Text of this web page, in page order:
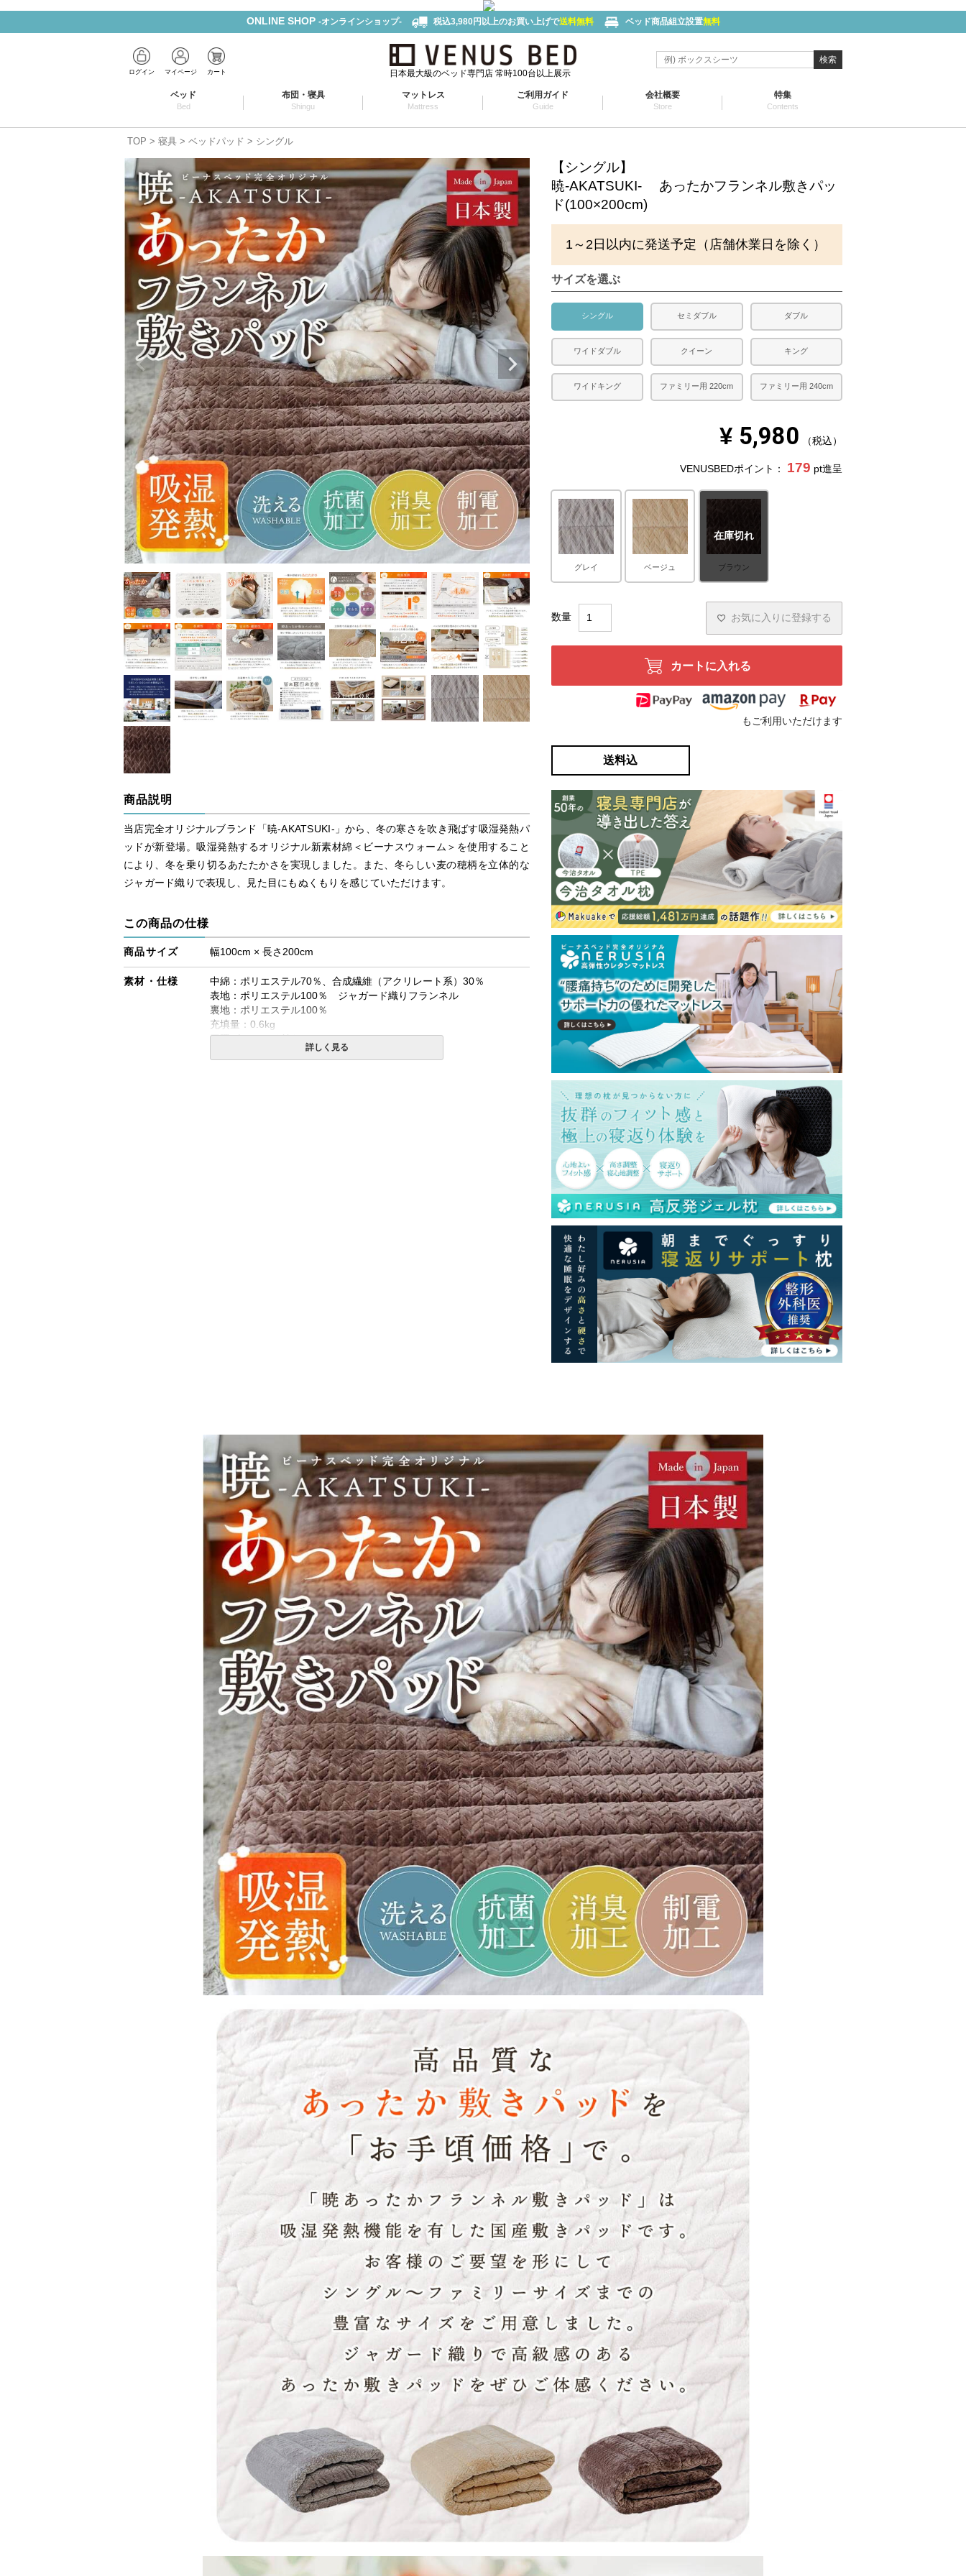
ONLINE SHOP -オンラインショップ- 税込3,980円以上のお買い上げで送料無料 ベッド商品組立設置無料
ログイン マイページ カート 日本最大級のベッド専門店 常時100台以上展示
検索
ベッド
Bed
布団・寝具
Shingu
マットレス
Mattress
ご利用ガイド
Guide
会社概要
Store
特集
Contents
TOP 寝具 ベッドパッド シングル
商品説明
当店完全オリジナルブランド「暁-AKATSUKI-」から、冬の寒さを吹き飛ばす吸湿発熱パ
ッドが新登場。吸湿発熱するオリジナル新素材綿＜ビーナスウォーム＞を使用すること
により、冬を乗り切るあたたかさを実現しました。また、冬らしい麦の穂柄を立体的な
ジャガード織りで表現し、見た目にもぬくもりを感じていただけます。
この商品の仕様
商品サイズ 幅100cm × 長さ200cm
素材・仕様
中綿：ポリエステル70％、合成繊維（アクリレート系）30％
表地：ポリエステル100％ ジャガード織りフランネル
裏地：ポリエステル100％
充填量：0.6kg
四隅ゴムバンド付き
詳しく見る
【シングル】
暁-AKATSUKI- あったかフランネル敷きパッ
ド(100×200cm)
1～2日以内に発送予定（店舗休業日を除く）
サイズを選ぶ
シングル セミダブル ダブル
ワイドダブル クイーン キング
ワイドキング ファミリー用 220cm ファミリー用 240cm
¥ 5,980 税込
VENUSBEDポイント： 179 pt進呈
グレイ ベージュ ブラウン
在庫切れ
お気に入りに登録する
カートに入れる
もご利用いただけます
送料込